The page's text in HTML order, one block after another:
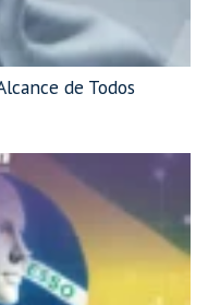
de Todos